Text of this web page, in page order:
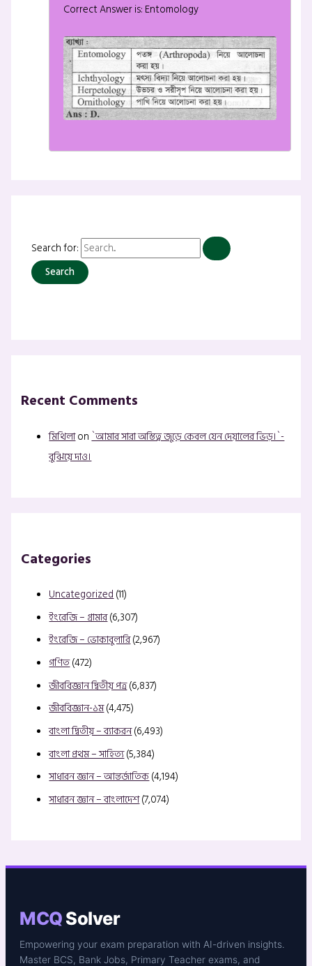
Correct Answer is: Entomology
Search for:
Recent Comments
মিথিলাon`আমার সারা অস্তিত্ব জুড়ে কেবল যেন দেয়ালের ভিড়।`-
বুঝিয়ে দাও।
Categories
Uncategorized(11)
ইংরেজি – গ্রামার(6,307)
ইংরেজি – ভোকাবুলারি(2,967)
গণিত(472)
জীববিজ্ঞান দ্বিতীয় পত্র(6,837)
জীববিজ্ঞান-১ম(4,475)
বাংলা দ্বিতীয় – ব্যাকরন(6,493)
বাংলা প্রথম – সাহিত্য(5,384)
সাধারন জ্ঞান – আন্তর্জাতিক(4,194)
সাধারন জ্ঞান – বাংলাদেশ(7,074)
MCQSolver
Empowering your exam preparation with AI-driven insights.
Master BCS, Bank Jobs, Primary Teacher exams, and